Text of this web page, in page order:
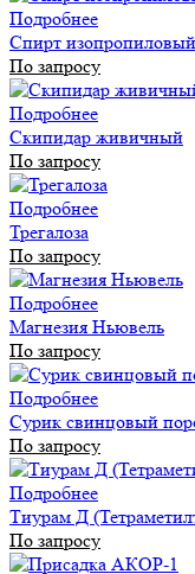
Подробнее
Спирт
По запросу
Подробнее
Скипидар живичный
По запросу
Подробнее
Трегалоза
По запросу
Подробнее
Магнезия Ньювель
По запросу
Подробнее
Сурик свинцовый
По запросу
Подробнее
Тиурам Д
По запросу